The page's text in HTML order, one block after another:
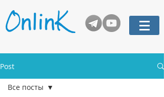
Post
Все посты